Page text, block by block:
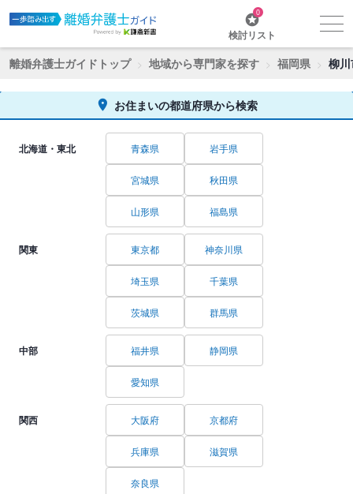
0
検討リスト
離婚弁護士ガイドトップ 地域から専門家を探す 福岡県 柳
お住まいの都道府県から検索
北海道・東北 青森県 岩手県
宮城県 秋田県
山形県 福島県
関東 東京都 神奈川県
埼玉県 千葉県
茨城県 群馬県
中部 福井県 静岡県
愛知県
関西 大阪府 京都府
兵庫県 滋賀県
奈良県